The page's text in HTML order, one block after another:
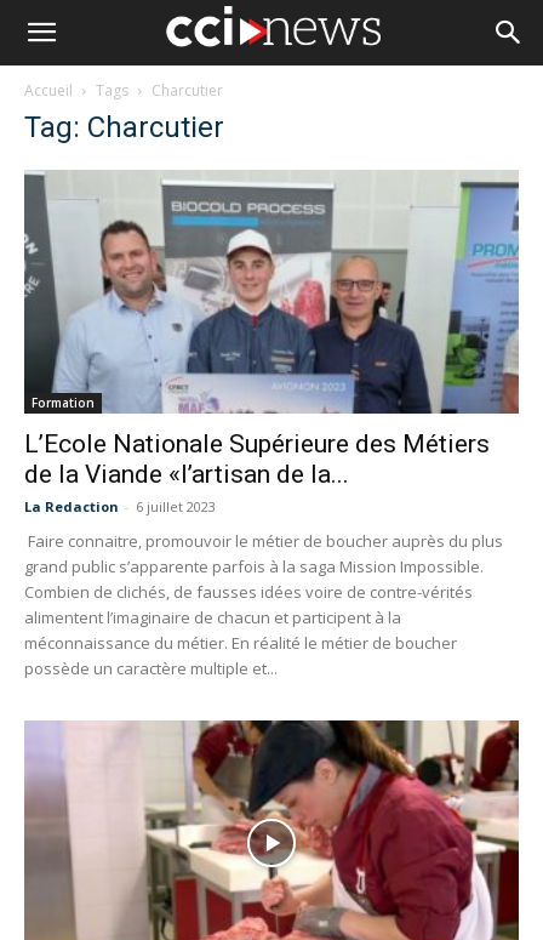
Accueil Tags Charcutier
Tag: Charcutier
Formation
L’Ecole Nationale Supérieure des Métiers
de la Viande «l’artisan de la...
La Redaction - 6 juillet 2023
Faire connaitre, promouvoir le métier de boucher auprès du plus
grand public s’apparente parfois à la saga Mission Impossible.
Combien de clichés, de fausses idées voire de contre-vérités
alimentent l’imaginaire de chacun et participent à la
méconnaissance du métier. En réalité le métier de boucher
possède un caractère multiple et...